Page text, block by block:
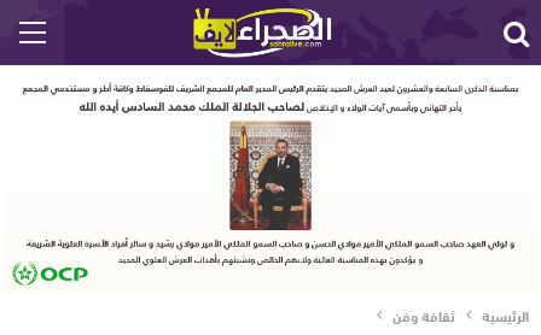
الرئيسية ثقافة وفن